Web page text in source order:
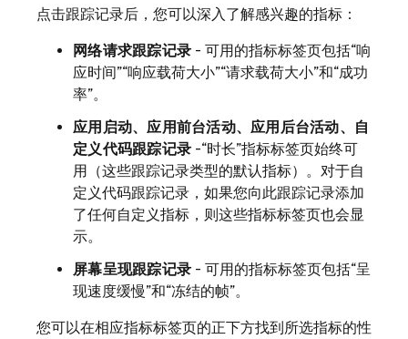
点击跟踪记录后，您可以深入了解感兴趣的指标：
网络请求跟踪记录 - 可用的指标标签页包括“响
应时间”“响应载荷大小”“请求载荷大小”和“成功
率”。
应用启动、应用前台活动、应用后台活动、自
定义代码跟踪记录 -“时长”指标标签页始终可
用（这些跟踪记录类型的默认指标）。对于自
定义代码跟踪记录，如果您向此跟踪记录添加
了任何自定义指标，则这些指标标签页也会显
示。
屏幕呈现跟踪记录 - 可用的指标标签页包括“呈
现速度缓慢”和“冻结的帧”。
您可以在相应指标标签页的正下方找到所选指标的性